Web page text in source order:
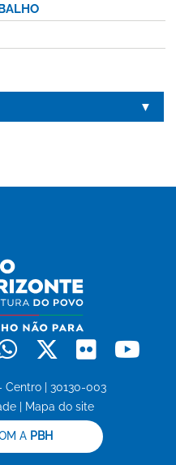
Whatsapp
X Flickr
Centro | 30130-003
Mapa do site
A PBH